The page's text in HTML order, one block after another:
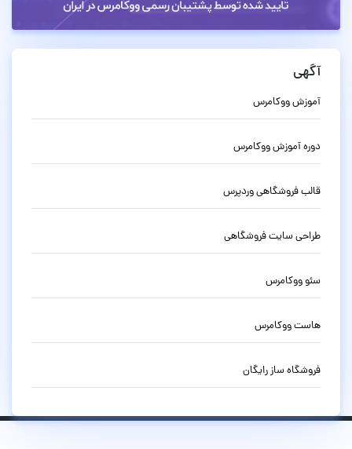
آگهی
آموزش ووکامرس
دوره آموزش ووکامرس
قالب فروشگاهی وردپرس
طراحی سایت فروشگاهی
سئو ووکامرس
هاست ووکامرس
فروشگاه ساز رایگان